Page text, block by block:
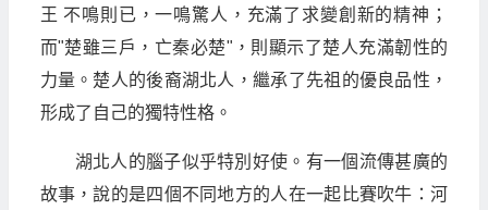
王 不鳴則已，一鳴驚人，充滿了求變創新的精神；
而"楚雖三戶，亡秦必楚"，則顯示了楚人充滿韌性的
力量。楚人的後裔湖北人，繼承了先祖的優良品性，
形成了自己的獨特性格。
湖北人的腦子似乎特別好使。有一個流傳甚廣的
故事，說的是四個不同地方的人在一起比賽吹牛：河